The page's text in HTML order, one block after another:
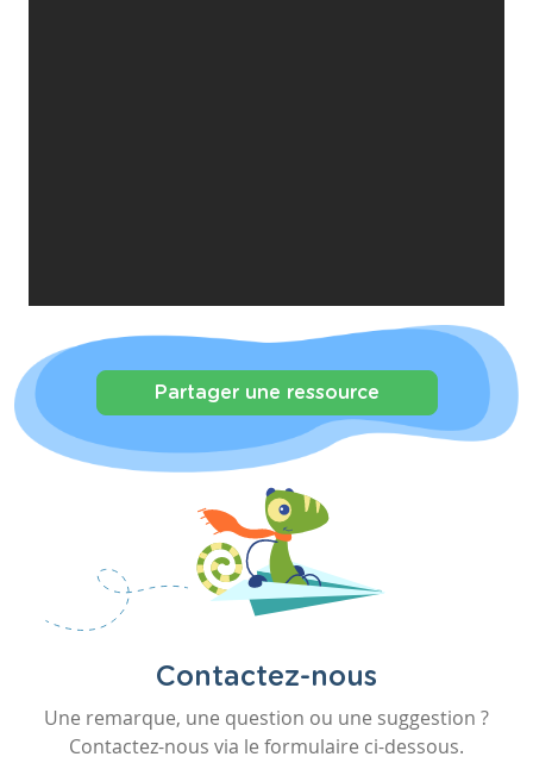
Partager une ressource
Contactez-nous
Une remarque, une question ou une suggestion ?
Contactez-nous via le formulaire ci-dessous.